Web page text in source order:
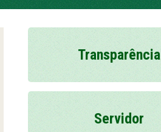
Transparência
Servidor